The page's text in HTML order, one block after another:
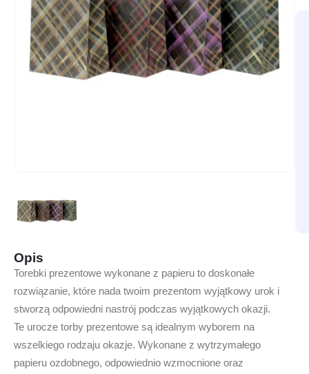
Opis
Torebki prezentowe wykonane z papieru to doskonałe
rozwiązanie, które nada twoim prezentom wyjątkowy urok i
stworzą odpowiedni nastrój podczas wyjątkowych okazji.
Te urocze torby prezentowe są idealnym wyborem na
wszelkiego rodzaju okazje. Wykonane z wytrzymałego
papieru ozdobnego, odpowiednio wzmocnione oraz